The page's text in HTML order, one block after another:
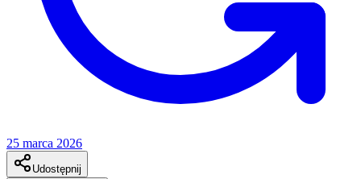
25 marca 2026
Udostępnij